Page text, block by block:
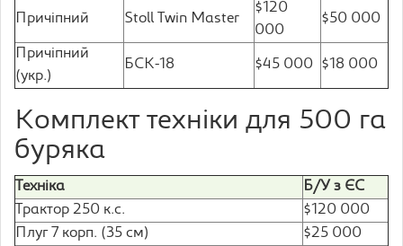
Причіпний Stoll Twin Master
$120
000
$50 000
Причіпний
(укр.)
БСК-18 $45 000 $18 000
Комплект техніки для 500 га
буряка
Техніка
Б/У з ЄС
Трактор 250 к.с.
$120 000
Плуг 7 корп. (35 см)
$25 000